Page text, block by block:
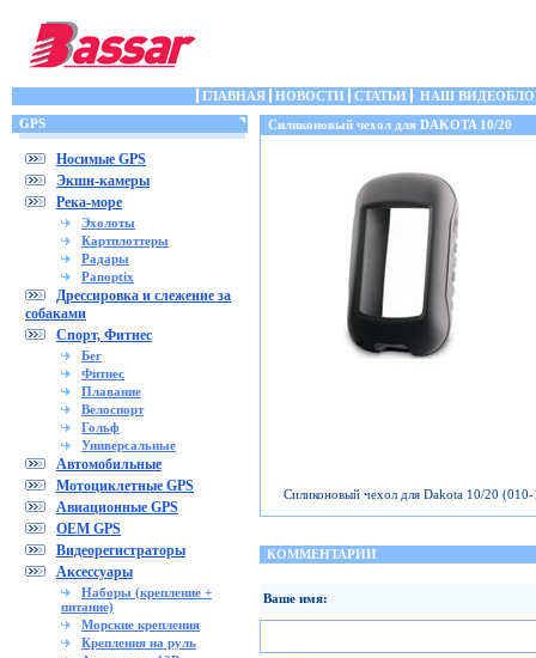
ГЛАВНАЯ НОВОСТИ СТАТЬИ
НАШ
GPS
Носимые GPS
Экшн-камеры
Река-море
Эхолоты
Картплоттеры
Радары
Panoptix
Дрессировка и слежение за
собаками
Спорт, Фитнес
Бег
Фитнес
Плавание
Велоспорт
Гольф
Универсальные
Автомобильные
Мотоциклетные GPS
Авиационные GPS
OEM GPS
Видеорегистраторы
Аксессуары
Наборы (крепление +
питание)
Морские крепления
Крепления на руль
Силиконовый чехол для DAKOTA 10/20
Силиконовый чехол для Dakota 10/20
КОММЕНТАРИИ
Ваше имя: